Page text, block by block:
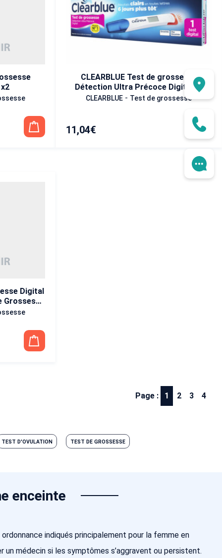
CLEARBLUE Test de grossesse
Détection Ultra Précoce Digital x1
CLEARBLUE - Test de grossesse
11,04€
Digital
Grossesse
Page : 1 2 3 4
TEST D'OVULATION TEST DE GROSSESSE
enceinte
indiqués principalement pour la femme en
médecin si les symptômes s’aggravent ou persistent.